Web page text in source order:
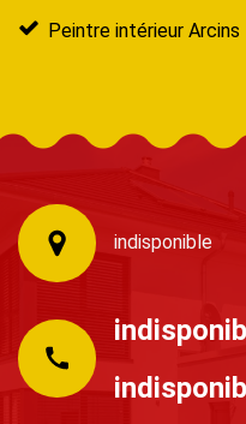
Peintre intérieur Arcins
indisponible